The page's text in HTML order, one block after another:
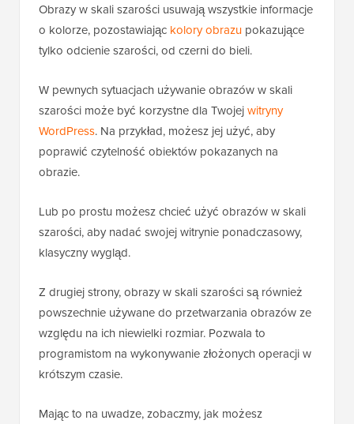
Obrazy w skali szarości usuwają wszystkie informacje
o kolorze, pozostawiając kolory obrazu pokazujące
tylko odcienie szarości, od czerni do bieli.
W pewnych sytuacjach używanie obrazów w skali
szarości może być korzystne dla Twojejwitryny
WordPress. Na przykład, możesz jej użyć, aby
poprawić czytelność obiektów pokazanych na
obrazie.
Lub po prostu możesz chcieć użyć obrazów w skali
szarości, aby nadać swojej witrynie ponadczasowy,
klasyczny wygląd.
Z drugiej strony, obrazy w skali szarości są również
powszechnie używane do przetwarzania obrazów ze
względu na ich niewielki rozmiar. Pozwala to
programistom na wykonywanie złożonych operacji w
krótszym czasie.
Mając to na uwadze, zobaczmy, jak możesz